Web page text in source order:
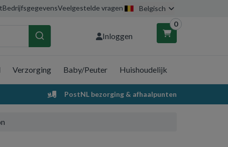
BedrijfsgegevensVeelgestelde vragen Belgisch
Inloggen
0
Verzorging Baby/Peuter Huishoudelijk
PostNL bezorging & afhaalpunten